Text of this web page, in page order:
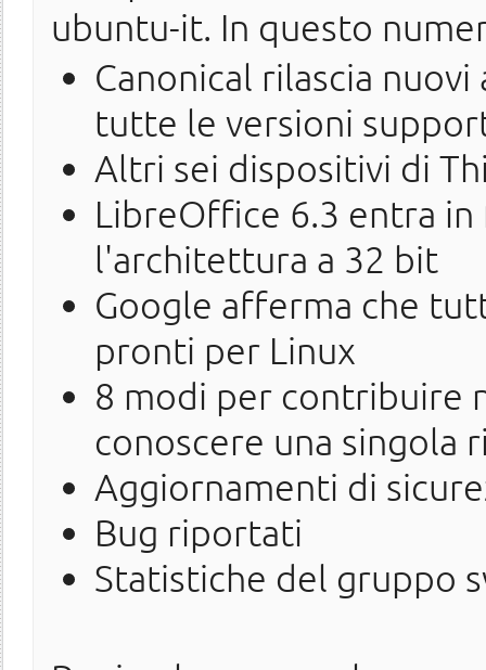
ubuntu-it. In questo
Canonical rilascia
tutte le versioni
Altri sei dispositivi di
LibreOffice 6.3 entra
l'architettura a 32 bit
Google afferma che
pronti per Linux
8 modi per contribuire
conoscere una singola
Aggiornamenti di
Bug riportati
Statistiche del gruppo